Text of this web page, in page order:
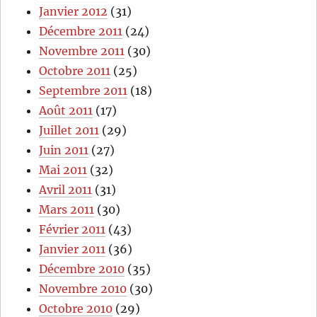
Janvier 2012 (31)
Décembre 2011 (24)
Novembre 2011 (30)
Octobre 2011 (25)
Septembre 2011 (18)
Août 2011 (17)
Juillet 2011 (29)
Juin 2011 (27)
Mai 2011 (32)
Avril 2011 (31)
Mars 2011 (30)
Février 2011 (43)
Janvier 2011 (36)
Décembre 2010 (35)
Novembre 2010 (30)
Octobre 2010 (29)